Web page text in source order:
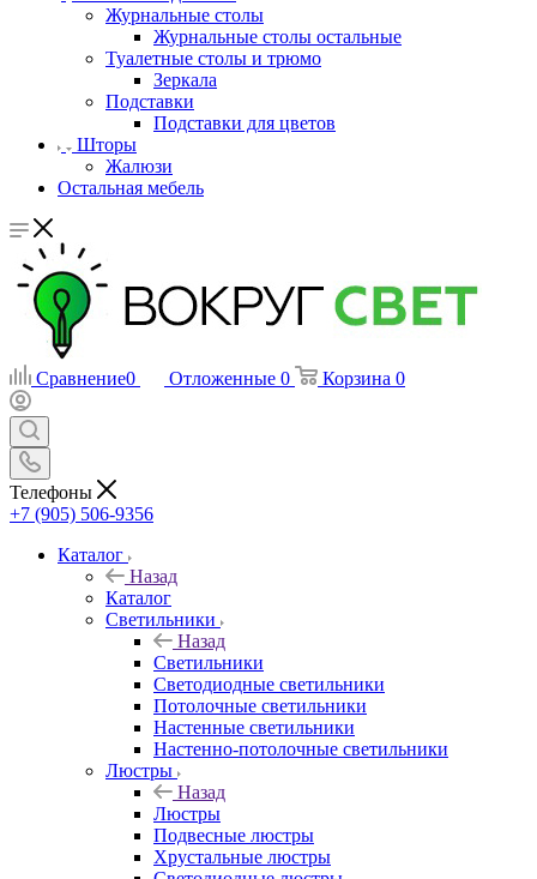
Журнальные столы
Журнальные столы остальные
Туалетные столы и трюмо
Зеркала
Подставки
Подставки для цветов
Шторы
Жалюзи
Остальная мебель
Сравнение0 Отложенные 0 Корзина 0
Телефоны
+7 (905) 506-9356
Каталог
Назад
Каталог
Светильники
Назад
Светильники
Светодиодные светильники
Потолочные светильники
Настенные светильники
Настенно-потолочные светильники
Люстры
Назад
Люстры
Подвесные люстры
Хрустальные люстры